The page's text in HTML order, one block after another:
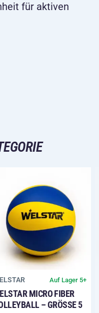
für aktiven
Auf Lager 5+
MICRO FIBER
– GRÖSSE 5